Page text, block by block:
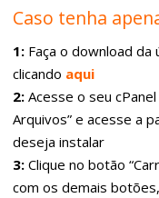
Caso tenha
1: Faça o download
clicando aqui
2: Acesse o seu
Arquivos” e acesse a
deseja instalar
3: Clique no botão
com os demais